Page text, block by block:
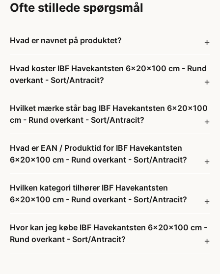
Ofte stillede spørgsmål
Hvad er navnet på produktet?
Hvad koster IBF Havekantsten 6x20x100 cm - Rund
overkant - Sort/Antracit?
Hvilket mærke står bag IBF Havekantsten 6x20x100
cm - Rund overkant - Sort/Antracit?
Hvad er EAN / Produktid for IBF Havekantsten
6x20x100 cm - Rund overkant - Sort/Antracit?
Hvilken kategori tilhører IBF Havekantsten
6x20x100 cm - Rund overkant - Sort/Antracit?
Hvor kan jeg købe IBF Havekantsten 6x20x100 cm -
Rund overkant - Sort/Antracit?